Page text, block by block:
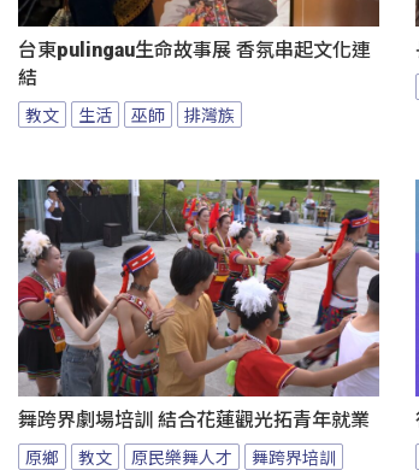
台東pulingau生命故事展 香氛串起文化連
結
教文 生活 巫師 排灣族
舞跨界劇場培訓 結合花蓮觀光拓青年就業
原鄉 教文 原民樂舞人才 舞跨界培訓